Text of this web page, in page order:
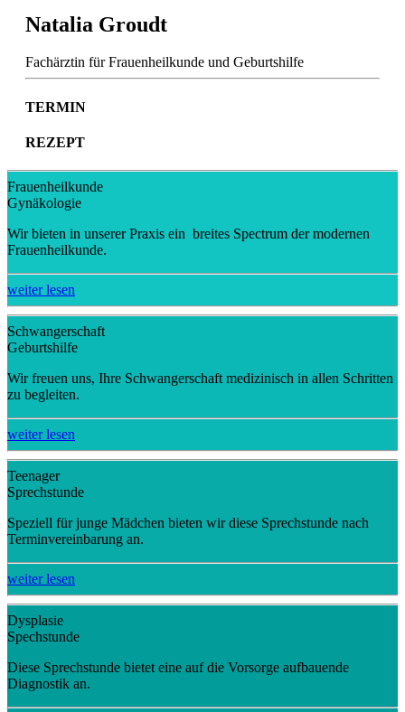
Natalia Groudt
Fachärztin für Frauenheilkunde und Geburtshilfe
TERMIN
REZEPT
Frauenheilkunde
Gynäkologie
Wir bieten in unserer Praxis ein breites Spectrum der modernen
Frauenheilkunde.
weiter lesen
Schwangerschaft
Geburtshilfe
Wir freuen uns, Ihre Schwangerschaft medizinisch in allen Schritten
zu begleiten.
weiter lesen
Teenager
Sprechstunde
Speziell für junge Mädchen bieten wir diese Sprechstunde nach
Terminvereinbarung an.
weiter lesen
Dysplasie
Spechstunde
Diese Sprechstunde bietet eine auf die Vorsorge aufbauende
Diagnostik an.